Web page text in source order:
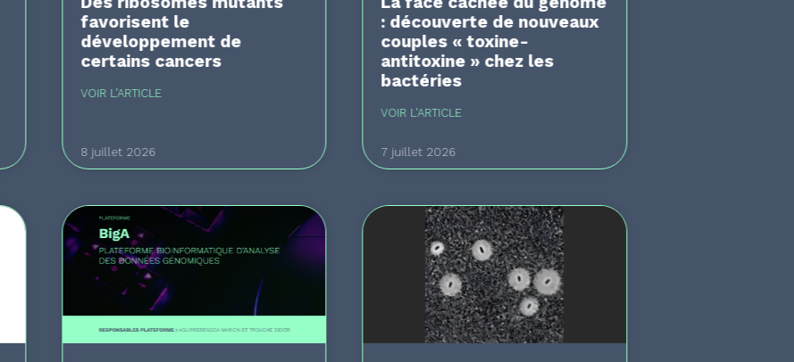
favorisent le
développement de
certains cancers
VOIR L'ARTICLE
8 juillet 2026
: découverte de nouveaux
couples « toxine-
antitoxine » chez les
bactéries
VOIR L'ARTICLE
7 juillet 2026